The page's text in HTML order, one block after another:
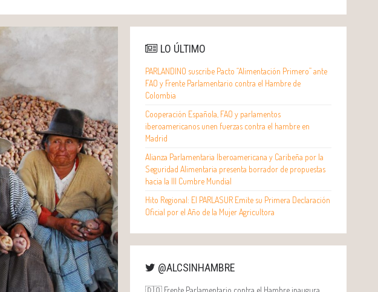
LO ÚLTIMO
PARLANDINO suscribe Pacto “Alimentación Primero” ante
FAO y Frente Parlamentario contra el Hambre de
Colombia
Cooperación Española, FAO y parlamentos
iberoamericanos unen fuerzas contra el hambre en
Madrid
Alianza Parlamentaria Iberoamericana y Caribeña por la
Seguridad Alimentaria presenta borrador de propuestas
hacia la III Cumbre Mundial
Hito Regional: El PARLASUR Emite su Primera Declaración
Oficial por el Año de la Mujer Agricultora
@ALCSINHAMBRE
🇩🇴 Frente Parlamentario contra el Hambre inaugura